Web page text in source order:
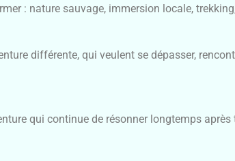
: nature sauvage, immersion locale,
différente, qui veulent se dépasser,
qui continue de résonner longtemps après